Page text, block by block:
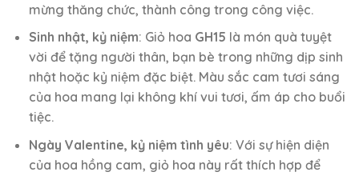
mừng thăng chức, thành công trong công việc.
Sinh nhật, kỷ niệm: Giỏ hoa GH15 là món quà tuyệt
vời để tặng người thân, bạn bè trong những dịp sinh
nhật hoặc kỷ niệm đặc biệt. Màu sắc cam tươi sáng
của hoa mang lại không khí vui tươi, ấm áp cho buổi
tiệc.
Ngày Valentine, kỷ niệm tình yêu: Với sự hiện diện
của hoa hồng cam, giỏ hoa này rất thích hợp để